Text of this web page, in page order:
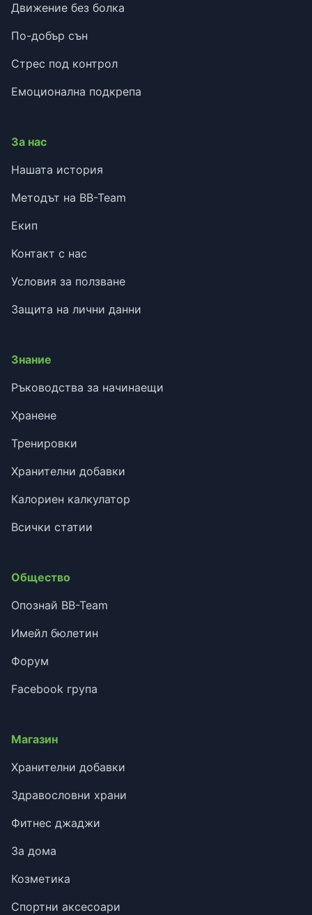
Движение без болка
По-добър сън
Стрес под контрол
Емоционална подкрепа
За нас
Нашата история
Методът на BB-Team
Екип
Контакт с нас
Условия за ползване
Защита на лични данни
Знание
Ръководства за начинаещи
Хранене
Тренировки
Хранителни добавки
Калориен калкулатор
Всички статии
Общество
Опознай BB-Team
Имейл бюлетин
Форум
Facebook група
Магазин
Хранителни добавки
Здравословни храни
Фитнес джаджи
За дома
Козметика
Спортни аксесоари